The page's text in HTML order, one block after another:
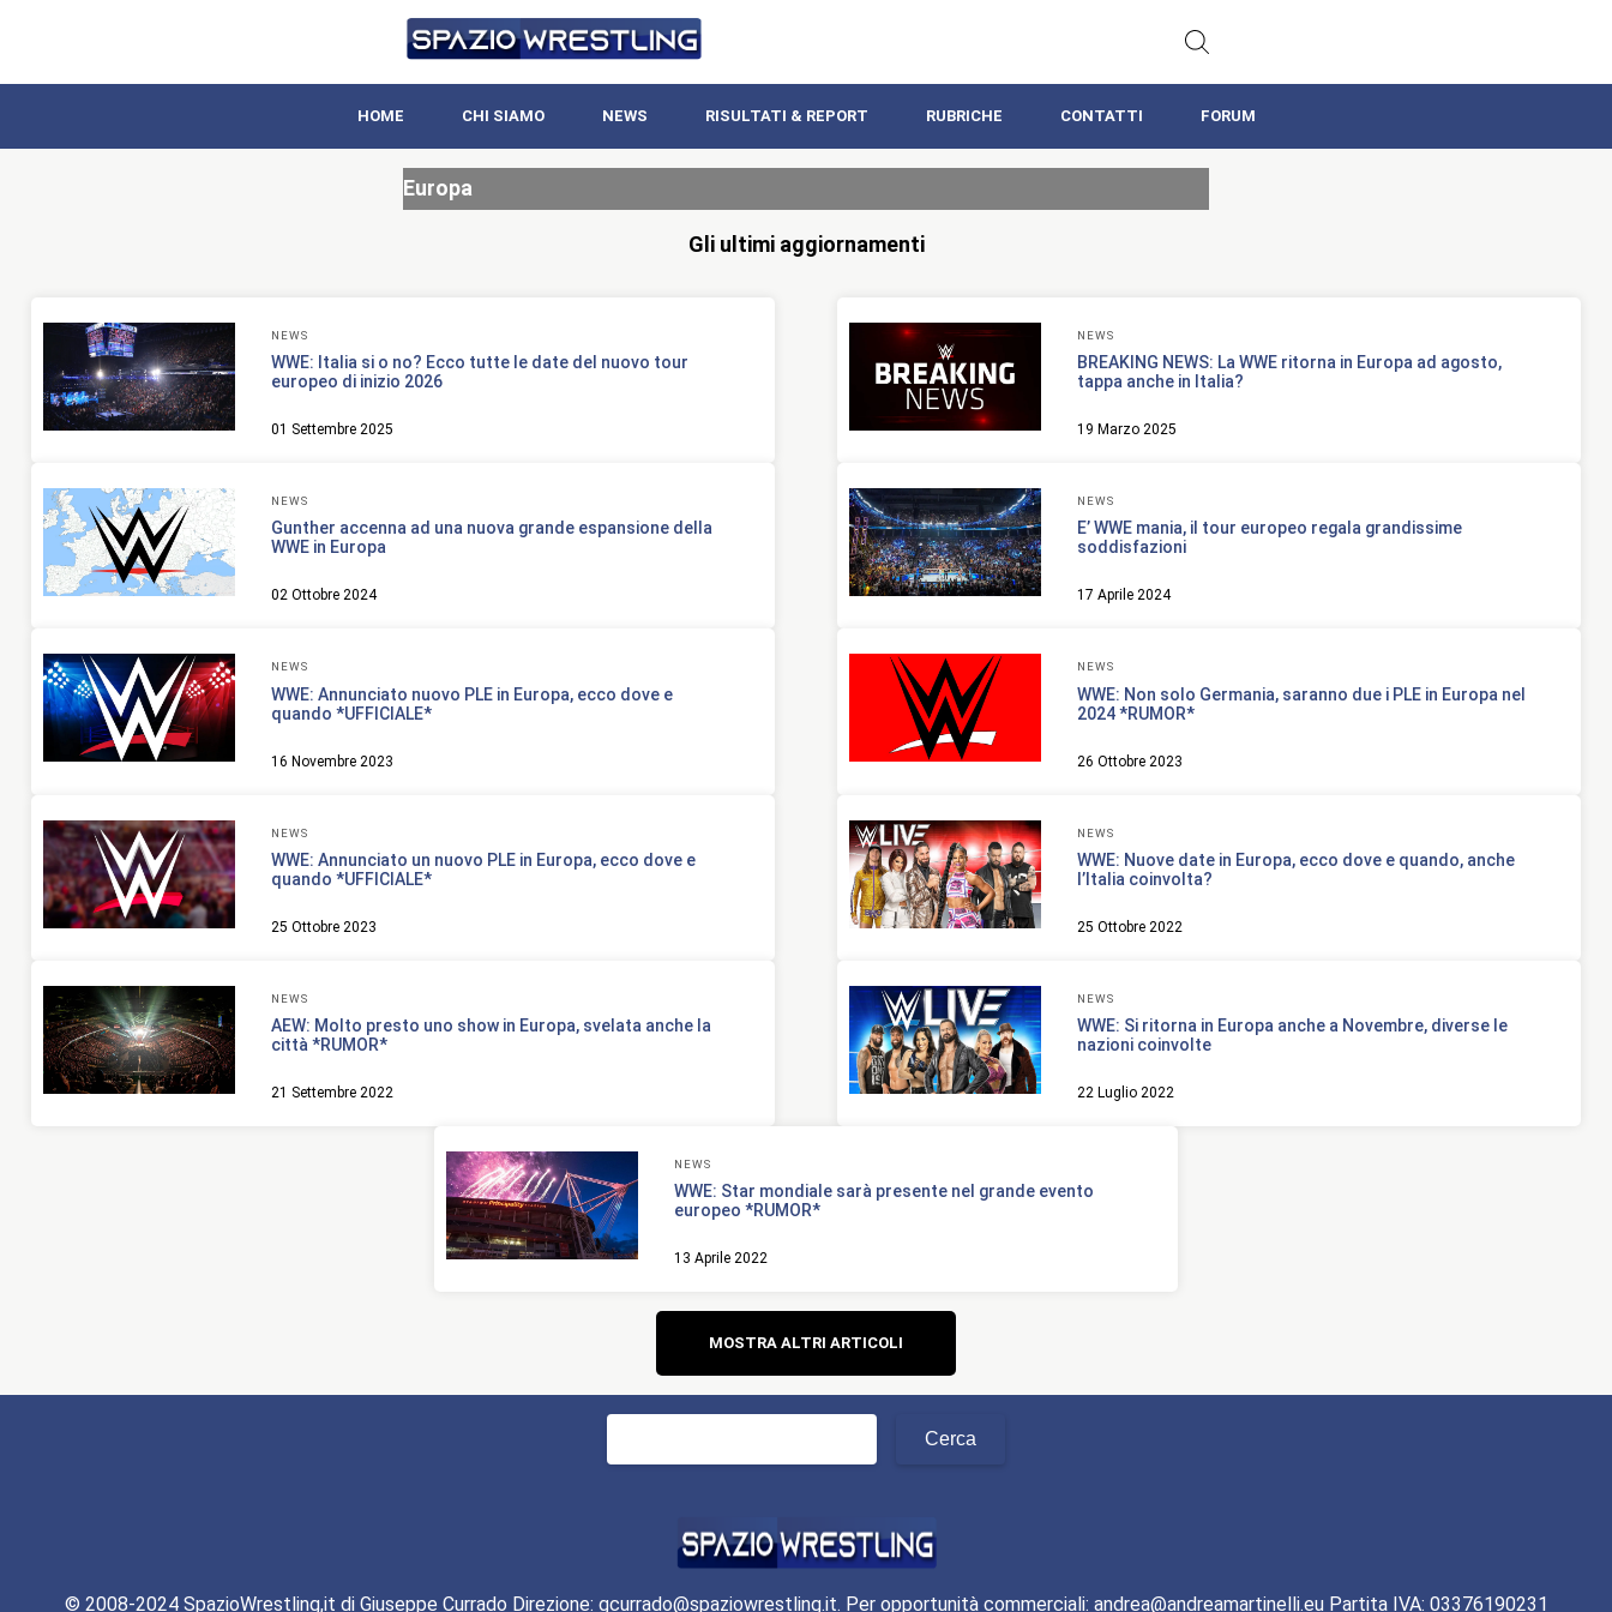
HOME CHI SIAMO NEWS RISULTATI & REPORT RUBRICHE CONTATTI FORUM
Europa
Gli ultimi aggiornamenti
NEWS
WWE: Italia si o no? Ecco tutte le date del nuovo tour
europeo di inizio 2026
01 Settembre 2025
NEWS
BREAKING NEWS: La WWE ritorna in Europa ad agosto,
tappa anche in Italia?
19 Marzo 2025
NEWS
Gunther accenna ad una nuova grande espansione della
WWE in Europa
02 Ottobre 2024
NEWS
E’ WWE mania, il tour europeo regala grandissime
soddisfazioni
17 Aprile 2024
NEWS
WWE: Annunciato nuovo PLE in Europa, ecco dove e
quando *UFFICIALE*
16 Novembre 2023
NEWS
WWE: Non solo Germania, saranno due i PLE in Europa nel
2024 *RUMOR*
26 Ottobre 2023
NEWS
WWE: Annunciato un nuovo PLE in Europa, ecco dove e
quando *UFFICIALE*
25 Ottobre 2023
NEWS
WWE: Nuove date in Europa, ecco dove e quando, anche
l’Italia coinvolta?
25 Ottobre 2022
NEWS
AEW: Molto presto uno show in Europa, svelata anche la
città *RUMOR*
21 Settembre 2022
NEWS
WWE: Si ritorna in Europa anche a Novembre, diverse le
nazioni coinvolte
22 Luglio 2022
NEWS
WWE: Star mondiale sarà presente nel grande evento
europeo *RUMOR*
13 Aprile 2022
Navigazione
articoli
MOSTRA ALTRI ARTICOLI
Ricerca
© 2008-2024 SpazioWrestling,it di Giuseppe Currado Direzione: gcurrado@spaziowrestling.it. Per opportunità commerciali: andrea@andreamartinelli.eu Partita IVA: 03376190231